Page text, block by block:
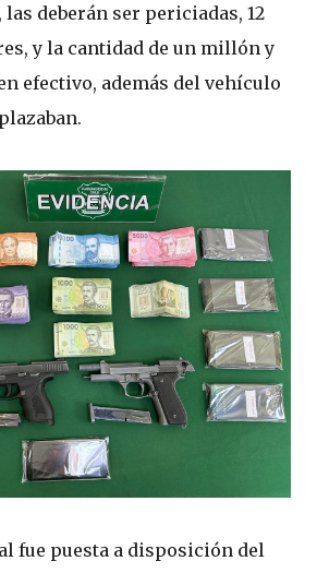
deberán ser periciadas, 12
y la cantidad de un millón y
efectivo, además del vehículo
fue puesta a disposición del